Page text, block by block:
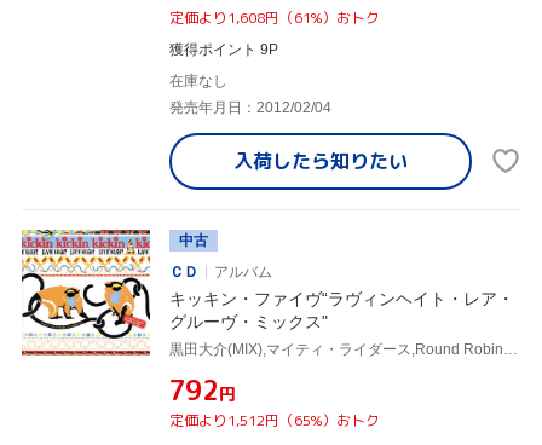
定価より1,608円（61%）おトク
獲得ポイント 9P
在庫なし
発売年月日：2012/02/04
入荷したら知りたい
中古
ＣＤ
アルバム
キッキン・ファイヴ“ラヴィンヘイト・レア・
グルーヴ・ミックス"
¥792円
定価より1,512円（65%）おトク